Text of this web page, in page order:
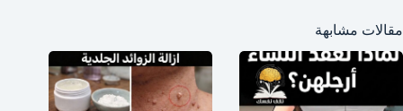
مقالات مشابهة